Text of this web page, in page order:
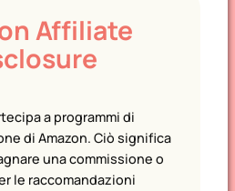
Affiliate
a programmi di
di Amazon. Ciò significa
una commissione o
le raccomandazioni